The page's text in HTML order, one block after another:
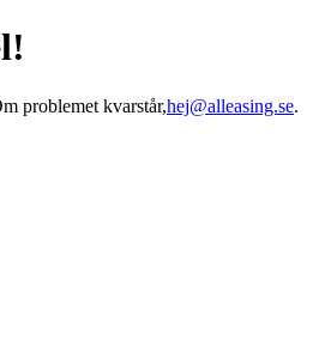
problemet kvarstår,hej@alleasing.se.